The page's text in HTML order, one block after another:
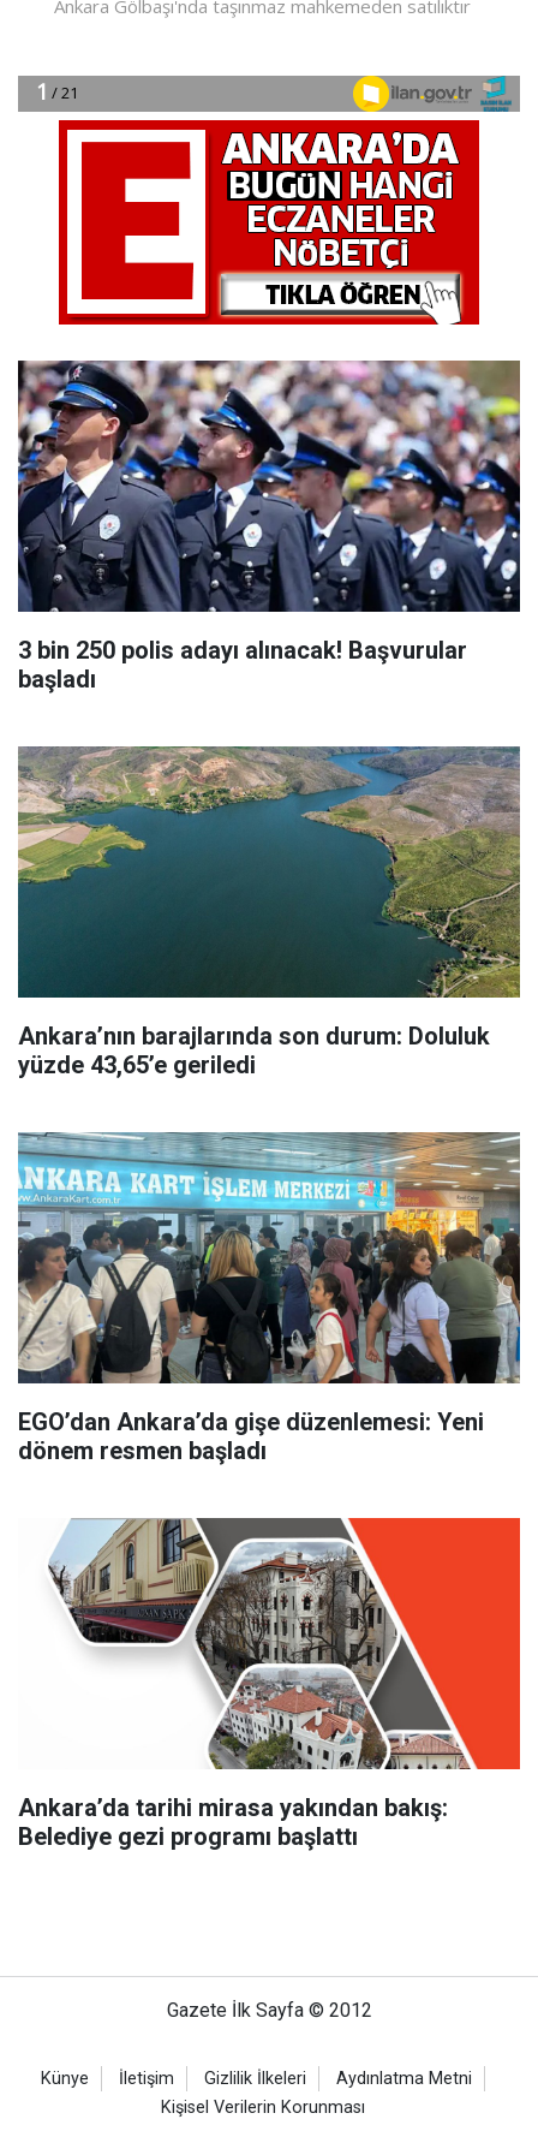
3 bin 250 polis adayı alınacak! Başvurular
başladı
Ankara’nın barajlarında son durum: Doluluk
yüzde 43,65’e geriledi
EGO’dan Ankara’da gişe düzenlemesi: Yeni
dönem resmen başladı
Ankara’da tarihi mirasa yakından bakış:
Belediye gezi programı başlattı
Gazete İlk Sayfa © 2012
Künye İletişim Gizlilik İlkeleri
Aydınlatma Metni
Kişisel Verilerin Korunması